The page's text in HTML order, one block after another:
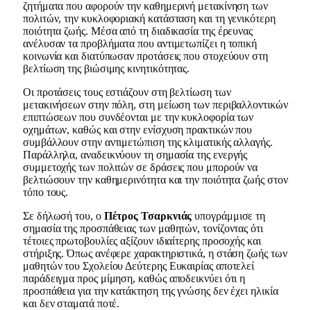
ζητήματα που αφορούν την καθημερινή μετακίνηση των
πολιτών, την κυκλοφοριακή κατάσταση και τη γενικότερη
ποιότητα ζωής. Μέσα από τη διαδικασία της έρευνας
ανέλυσαν τα προβλήματα που αντιμετωπίζει η τοπική
κοινωνία και διατύπωσαν προτάσεις που στοχεύουν στη
βελτίωση της βιώσιμης κινητικότητας.
Οι προτάσεις τους εστιάζουν στη βελτίωση των
μετακινήσεων στην πόλη, στη μείωση των περιβαλλοντικών
επιπτώσεων που συνδέονται με την κυκλοφορία των
οχημάτων, καθώς και στην ενίσχυση πρακτικών που
συμβάλλουν στην αντιμετώπιση της κλιματικής αλλαγής.
Παράλληλα, αναδεικνύουν τη σημασία της ενεργής
συμμετοχής των πολιτών σε δράσεις που μπορούν να
βελτιώσουν την καθημερινότητα και την ποιότητα ζωής στον
τόπο τους.
Σε δήλωσή του, ο Πέτρος Τσαρκνιάς υπογράμμισε τη
σημασία της προσπάθειας των μαθητών, τονίζοντας ότι
τέτοιες πρωτοβουλίες αξίζουν ιδιαίτερης προσοχής και
στήριξης. Όπως ανέφερε χαρακτηριστικά, η στάση ζωής των
μαθητών του Σχολείου Δεύτερης Ευκαιρίας αποτελεί
παράδειγμα προς μίμηση, καθώς αποδεικνύει ότι η
προσπάθεια για την κατάκτηση της γνώσης δεν έχει ηλικία
και δεν σταματά ποτέ.